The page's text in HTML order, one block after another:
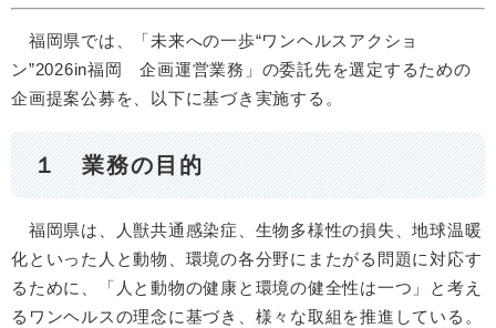
福岡県では、「未来への一歩“ワンヘルスアクショ
ン”2026in福岡 企画運営業務」の委託先を選定するための
企画提案公募を、以下に基づき実施する。
１ 業務の目的
福岡県は、人獣共通感染症、生物多様性の損失、地球温暖
化といった人と動物、環境の各分野にまたがる問題に対応す
るために、「人と動物の健康と環境の健全性は一つ」と考え
るワンヘルスの理念に基づき、様々な取組を推進している。